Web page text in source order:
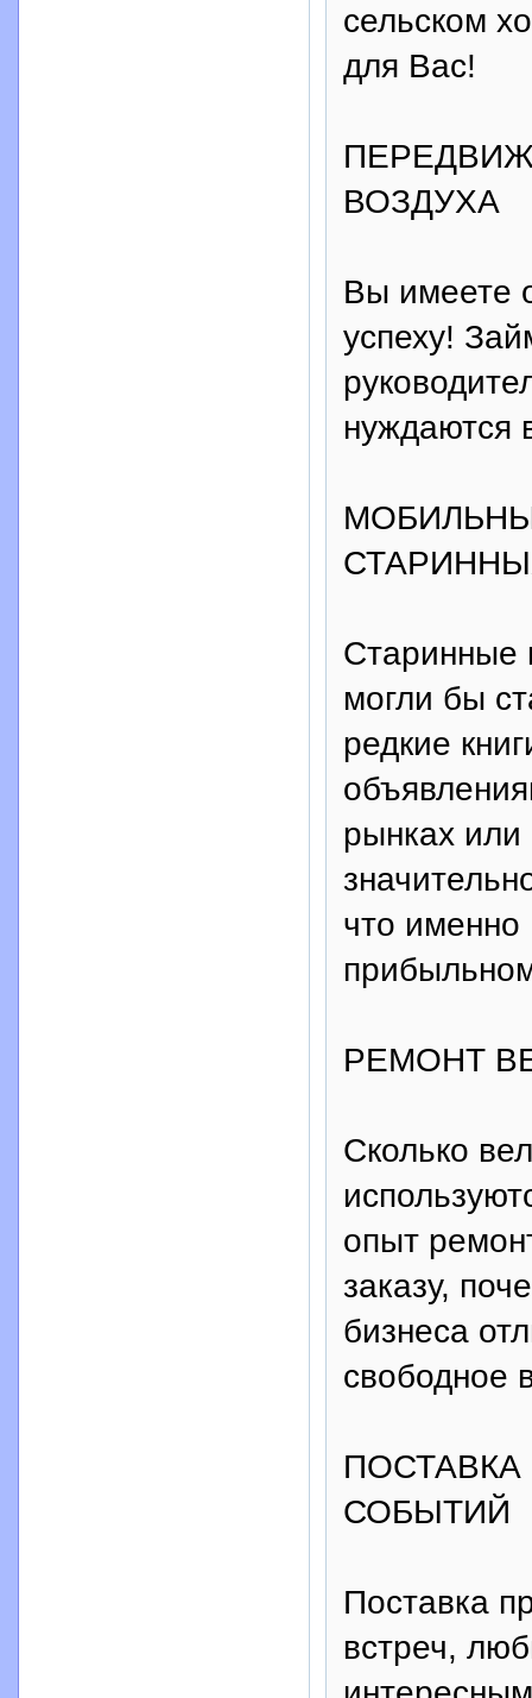
сельском
для Вас!
ВОЗДУХА
Вы имеете
успеху!
нуждаются
Старинные
могли бы
редкие
рынках или
что
РЕМОНТ
Сколько
опыт
заказу,
бизнеса
свободное
СОБЫТИЙ
Поставка
встреч,